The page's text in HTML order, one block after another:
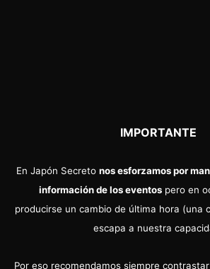
IMPORTANTE
En Japón Secreto nos esforzamos por
información de los eventospero en
producirse un cambio de última hora (una
escapa a nuestra
Por eso recomendamos siempre